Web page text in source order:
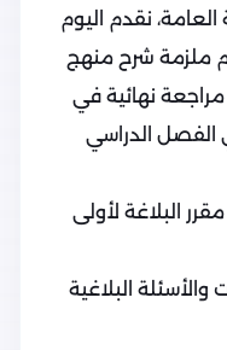
العامة، نقدم اليوم
ملزمة شرح منهج
نهائية في
الفصل الدراسي
البلاغة لأولى
البلاغية